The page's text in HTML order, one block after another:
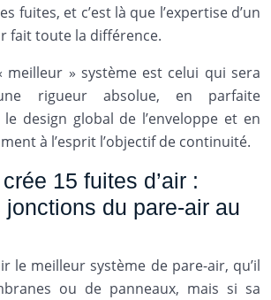
fuites, et c’est là que l’expertise d’un
fait toute la différence.
meilleur » système est celui qui sera
rigueur absolue, en parfaite
design global de l’enveloppe et en
à l’esprit l’objectif de continuité.
15 fuites d’air :
du pare-air au
le meilleur système de pare-air, qu’il
ou de panneaux, mais si sa